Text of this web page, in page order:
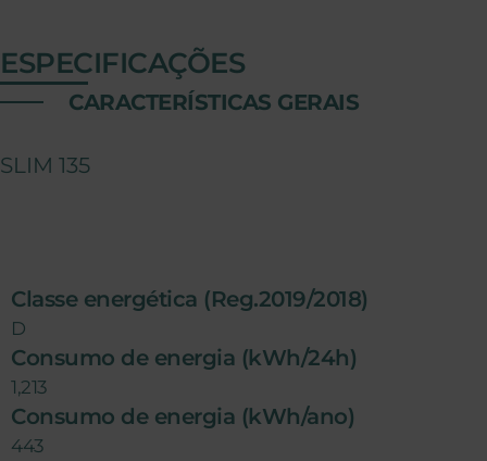
ESPECIFICAÇÕES
CARACTERÍSTICAS GERAIS
SLIM 135
Classe energética (Reg.2019/2018)
D
Consumo de energia (kWh/24h)
1,213
Consumo de energia (kWh/ano)
443